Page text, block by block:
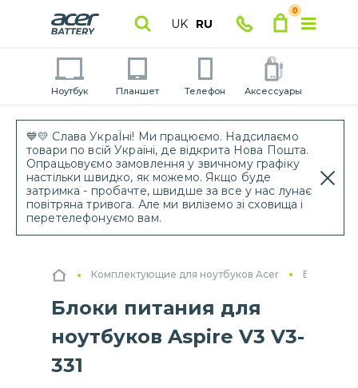
💙💛 Слава УкраЇні! Ми працюємо. Надсилаємо
товари по всій Україні, де відкрита Нова Пошта.
Опрацьовуємо замовлення у звичному графіку
настільки швидко, як можемо. Якщо буде
затримка - пробачте, швидше за все у нас лунає
повітряна тривога. Але ми виліземо зі сховища і
перетелефонуємо вам.
UK RU
0
Ноутбук Планшет Телефон Аксессуары
Комплектующие для ноутбуков Acer Блоки
Блоки питания для
ноутбуков Aspire V3 V3-
331